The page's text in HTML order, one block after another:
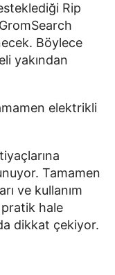
Rip
Böylece
yakından
elektrikli
Tamamen
ve kullanım
pratik hale
dikkat çekiyor.